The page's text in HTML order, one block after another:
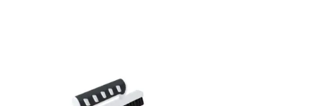
Leverantörens artikelnummer: 17216